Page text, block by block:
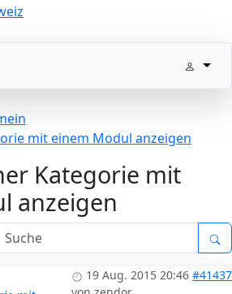
mit einem Modul anzeigen
Kategorie mit
anzeigen
19 Aug. 2015 20:46 #41437